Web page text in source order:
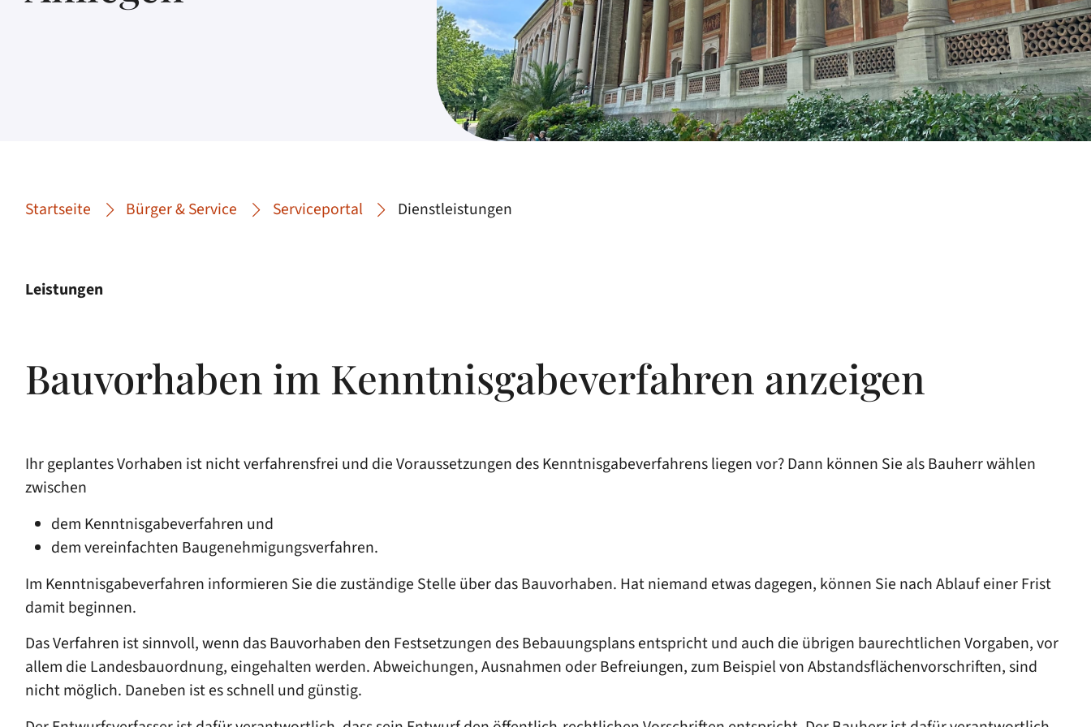
Startseite Bürger & Service Serviceportal Dienstleistungen
Leistungen
Bauvorhaben im Kenntnisgabeverfahren anzeigen
Ihr geplantes Vorhaben ist nicht verfahrensfrei und die Voraussetzungen des Kenntnisgabeverfahrens liegen vor? Dann können Sie als Bauherr wählen
zwischen
dem Kenntnisgabeverfahren und
dem vereinfachten Baugenehmigungsverfahren.
Im Kenntnisgabeverfahren informieren Sie die zuständige Stelle über das Bauvorhaben. Hat niemand etwas dagegen, können Sie nach Ablauf einer Frist
damit beginnen.
Das Verfahren ist sinnvoll, wenn das Bauvorhaben den Festsetzungen des Bebauungsplans entspricht und auch die übrigen baurechtlichen Vorgaben, vor
allem die Landesbauordnung, eingehalten werden. Abweichungen, Ausnahmen oder Befreiungen, zum Beispiel von Abstandsflächenvorschriften, sind
nicht möglich. Daneben ist es schnell und günstig.